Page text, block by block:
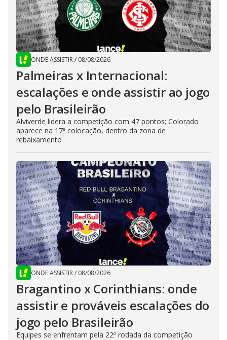
ONDE ASSISTIR/ 08/08/2026
Palmeiras x Internacional:
escalações e onde assistir ao jogo
pelo Brasileirão
Alviverde lidera a competição com 47 pontos; Colorado
aparece na 17ª colocação, dentro da zona de
rebaixamento
ONDE ASSISTIR/ 08/08/2026
Bragantino x Corinthians: onde
assistir e prováveis escalações do
jogo pelo Brasileirão
Equipes se enfrentam pela 22º rodada da competição